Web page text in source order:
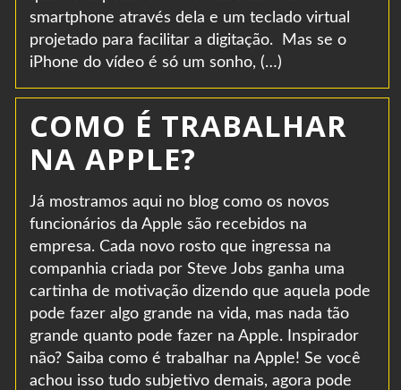
smartphone através dela e um teclado virtual
projetado para facilitar a digitação. Mas se o
iPhone do vídeo é só um sonho, (…)
COMO É TRABALHAR
NA APPLE?
Já mostramos aqui no blog como os novos
funcionários da Apple são recebidos na
empresa. Cada novo rosto que ingressa na
companhia criada por Steve Jobs ganha uma
cartinha de motivação dizendo que aquela pode
pode fazer algo grande na vida, mas nada tão
grande quanto pode fazer na Apple. Inspirador
não? Saiba como é trabalhar na Apple! Se você
achou isso tudo subjetivo demais, agora pode